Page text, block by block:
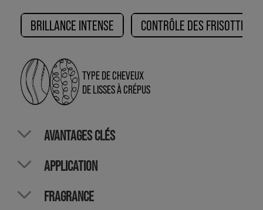
BRILLANCE INTENSE CONTRÔLE DES FRISOTTIS
TYPE DE CHEVEUX
DE LISSES À CRÉPUS
AVANTAGES CLÉS
APPLICATION
FRAGRANCE